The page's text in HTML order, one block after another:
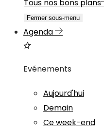
Tous nos bons plans
Fermer sous-menu
Agenda
Evénements
Aujourd'hui
Demain
Ce week-end